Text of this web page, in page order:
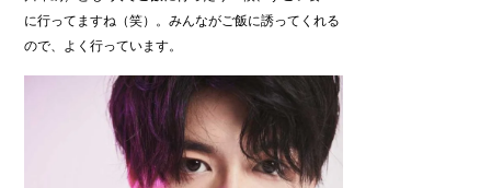
に行ってますね（笑）。みんながご飯に誘ってくれる
ので、よく行っています。